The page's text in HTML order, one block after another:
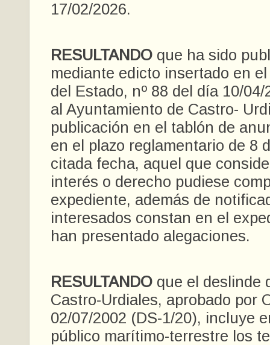
17/02/2026.
RESULTANDO que ha sido
mediante edicto insertado en
del Estado, nº 88 del día 10/
al Ayuntamiento de Castro-
publicación en el tablón de
en el plazo reglamentario de 8
citada fecha, aquel que
interés o derecho pudiese
expediente, además de
interesados constan en el
han presentado alegaciones.
RESULTANDO que el deslinde
Castro-Urdiales, aprobado por
02/07/2002 (DS-1/20), incluye
público marítimo-terrestre los